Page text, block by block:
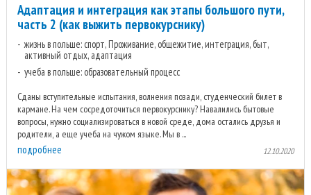
Адаптация и интеграция как этапы большого пути,
часть 2 (как выжить первокурснику)
жизнь в польше: спорт, Проживание, общежитие, интеграция, быт,
активный отдых, адаптация
учеба в польше: образовательный процесс
Сданы вступительные испытания, волнения позади, студенческий билет в
кармане. На чем сосредоточиться первокурснику? Навалились бытовые
вопросы, нужно социализироваться в новой среде, дома остались друзья и
родители, а еще учеба на чужом языке. Мы в ...
подробнее 12.10.2020